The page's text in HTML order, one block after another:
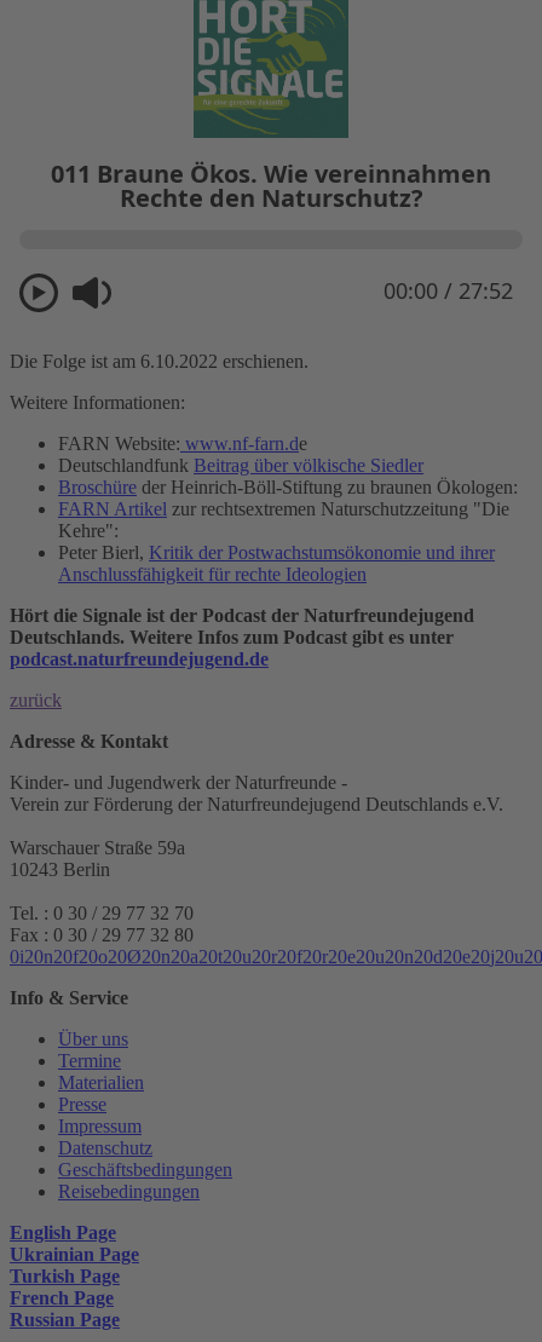
Die Folge ist am 6.10.2022 erschienen.
Weitere Informationen:
FARN Website: www.nf-farn.de
Deutschlandfunk Beitrag über völkische Siedler
Broschüre der Heinrich-Böll-Stiftung zu braunen Ökologen:
FARN Artikel zur rechtsextremen Naturschutzzeitung "Die
Kehre":
Peter Bierl, Kritik der Postwachstumsökonomie und ihrer
Anschlussfähigkeit für rechte Ideologien
Hört die Signale ist der Podcast der Naturfreundejugend
Deutschlands. Weitere Infos zum Podcast gibt es unter
podcast.naturfreundejugend.de
zurück
Adresse & Kontakt
Kinder- und Jugendwerk der Naturfreunde -
Verein zur Förderung der Naturfreundejugend Deutschlands e.V.
Warschauer Straße 59a
10243 Berlin
Tel. : 0 30 / 29 77 32 70
Fax : 0 30 / 29 77 32 80
0i20n20f20o20Ø20n20a20t20u20r20f20r20e20u20n20d20e20j20u20
Info & Service
Über uns
Termine
Materialien
Presse
Impressum
Datenschutz
Geschäftsbedingungen
Reisebedingungen
English Page
Ukrainian Page
Turkish Page
French Page
Russian Page